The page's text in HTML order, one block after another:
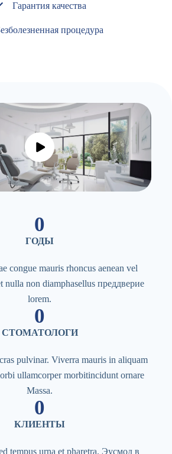
Гарантия качества
процедура
0
ГОДЫ
congue mauris rhoncus aenean vel
nulla non diamphasellus преддверие
lorem.
0
СТОМАТОЛОГИ
pulvinar. Viverra mauris in aliquam
ullamcorper morbitincidunt ornare
Massa.
0
КЛИЕНТЫ
tempus urna et pharetra. Эусмод в